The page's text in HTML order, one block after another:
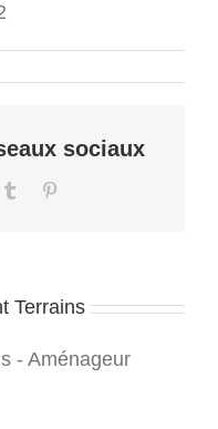
sociaux
Tumblr
Terrains
- Aménageur